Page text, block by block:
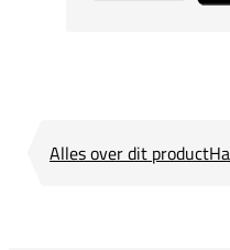
Alles over dit product